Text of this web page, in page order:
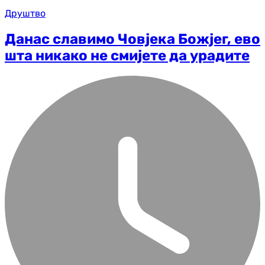
Друштво
Данас славимо Човјека Божјег, ево
шта никако не смијете да урадите